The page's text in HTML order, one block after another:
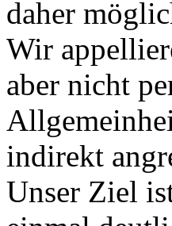
daher
Wir
aber nicht
indirekt
Unser Ziel